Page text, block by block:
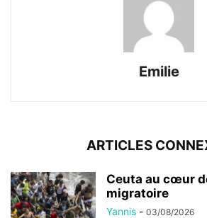
Emilie
ARTICLES
Ceuta au cœur
migratoire
Yannis - 03/08/2026